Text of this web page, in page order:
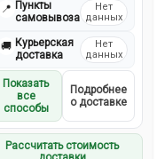
📍 Пункты
самовывоза
Нет
данных
🚚 Курьерская
доставка
Нет
данных
Показать
все
способы
Подробнее
о доставке
Рассчитать стоимость